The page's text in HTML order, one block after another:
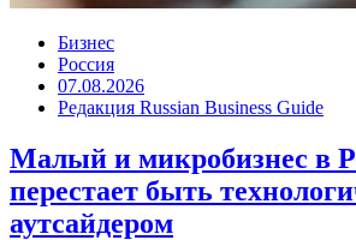
Бизнес
Россия
07.08.2026
Редакция Russian Business Guide
Малый и микробизнес в
перестает быть
аутсайдером